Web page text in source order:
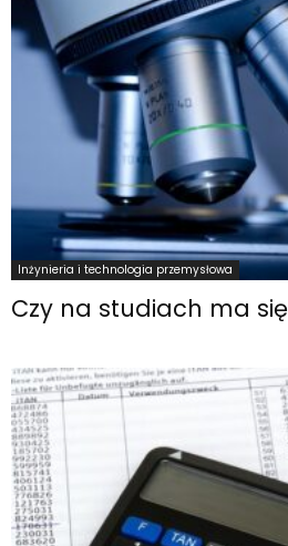
Inżynieria i technologia przemysłowa
Czy na studiach ma